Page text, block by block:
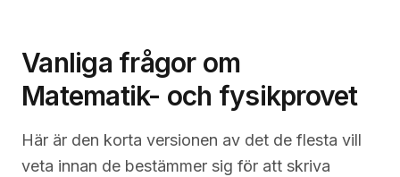
Vanliga frågor om
Matematik- och fysikprovet
Här är den korta versionen av det de flesta vill
veta innan de bestämmer sig för att skriva